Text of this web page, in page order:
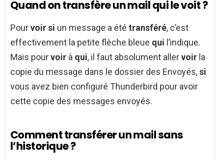
Quand on transfère un mail qui le voit ?
Pourvoir si un message a été transféré, c’est
effectivement la petite flèche bleue qui l’indique.
Mais pourvoir à qui, il faut absolument allervoir la
copie du message dans le dossier des Envoyés,si
vous avez bien configuré Thunderbird pour avoir
cette copie des messages envoyés.
Comment transférer un mail sans
l’historique ?